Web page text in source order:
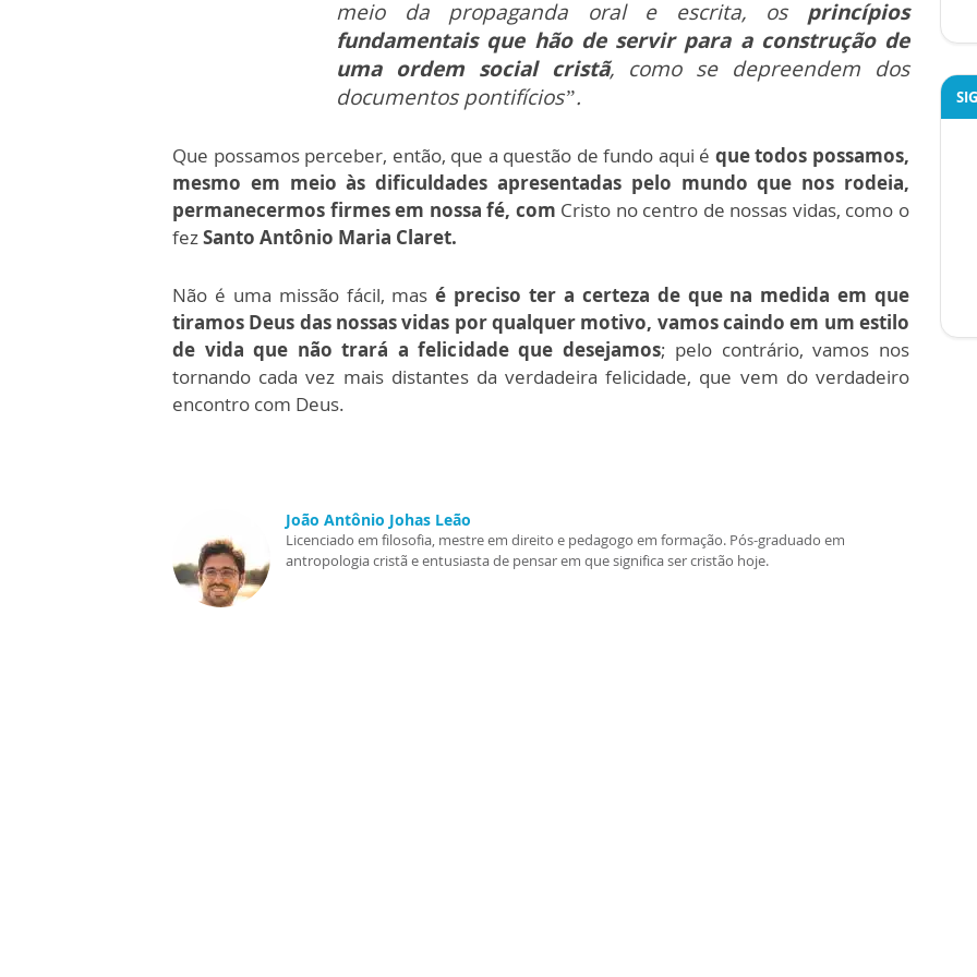
meio da propaganda oral e escrita, os princípios
fundamentais que hão de servir para a construção de
uma ordem social cristã, como se depreendem dos
documentos pontifícios”.
Que possamos perceber, então, que a questão de fundo aqui é que todos possamos,
mesmo em meio às dificuldades apresentadas pelo mundo que nos rodeia,
permanecermos firmes em nossa fé, com Cristo no centro de nossas vidas, como o
fezSanto Antônio Maria Claret.
Não é uma missão fácil, masé preciso ter a certeza de que na medida em que
tiramos Deus das nossas vidas por qualquer motivo, vamos caindo em um estilo
de vida que não trará a felicidade que desejamos; pelo contrário, vamos nos
tornando cada vez mais distantes da verdadeira felicidade, que vem do verdadeiro
encontro com Deus.
João Antônio Johas Leão
Licenciado em filosofia, mestre em direito e pedagogo em formação. Pós-graduado em
antropologia cristã e entusiasta de pensar em que significa ser cristão hoje.